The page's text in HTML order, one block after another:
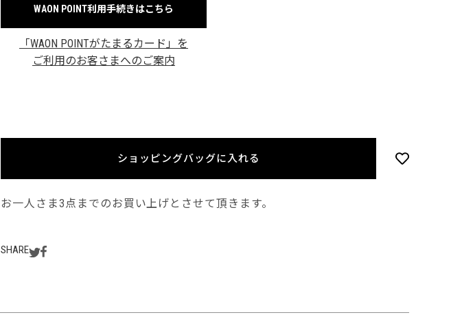
WAON POINT利用手続きはこちら
「WAON POINTがたまるカード」を
ご利用のお客さまへのご案内
ショッピングバッグに入れる
お一人さま3点までのお買い上げとさせて頂きます。
SHARE